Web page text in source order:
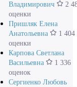
Владимирович
2
оценки
Пришляк Елена
Анатольевна
1 404
оценки
Карпова Светлана
Васильевна
1 336
оценок
Сергиенко Любовь